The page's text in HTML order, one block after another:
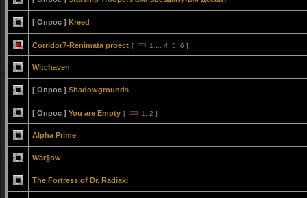
[ Опрос ] Kreed
Corridor7-Renimata proect [ 1 4 5 6 ]
Witchaven
[ Опрос ] Shadowgrounds
[ Опрос ] You are Empty [ 1 2 ]
Alpha Prime
War§ow
The Fortress of Dr. Radiaki